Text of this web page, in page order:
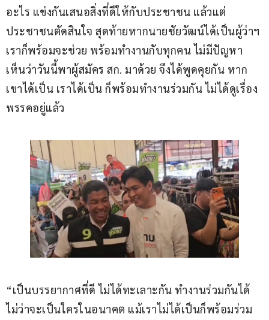
อะไร แข่งกันเสนอสิ่งที่ดีให้กับประชาชน แล้วแต่
ประชาชนตัดสินใจ สุดท้ายหากนายชัยวัฒน์ได้เป็นผู้ว่าฯ
เราก็พร้อมจะช่วย พร้อมทำงานกับทุกคน ไม่มีปัญหา
เห็นว่าวันนี้พาผู้สมัคร สก. มาด้วย จึงได้พูดคุยกัน หาก
เขาได้เป็น เราได้เป็น ก็พร้อมทำงานร่วมกัน ไม่ได้ดูเรื่อง
พรรคอยู่แล้ว
“เป็นบรรยากาศที่ดี ไม่ได้ทะเลาะกัน ทำงานร่วมกันได้
ไม่ว่าจะเป็นใครในอนาคต แม้เราไม่ได้เป็นก็พร้อมร่วม